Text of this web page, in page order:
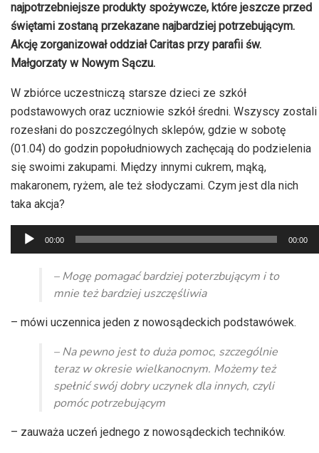
najpotrzebniejsze produkty spożywcze, które jeszcze przed
świętami zostaną przekazane najbardziej potrzebującym.
Akcję zorganizował oddział Caritas przy parafii św.
Małgorzaty w Nowym Sączu.
W zbiórce uczestniczą starsze dzieci ze szkół
podstawowych oraz uczniowie szkół średni. Wszyscy zostali
rozesłani do poszczególnych sklepów, gdzie w sobotę
(01.04) do godzin popołudniowych zachęcają do podzielenia
się swoimi zakupami. Między innymi cukrem, mąką,
makaronem, ryżem, ale też słodyczami. Czym jest dla nich
taka akcja?
Odtwarzacz
plików
dźwiękowych
00:00 00:00
– Mogę pomagać bardziej poterzbującym i to
mnie też bardziej uszczęśliwia
– mówi uczennica jeden z nowosądeckich podstawówek.
– Na pewno jest to duża pomoc, szczególnie
teraz w okresie wielkanocnym. Możemy też
spełnić swój dobry uczynek dla innych, czyli
pomóc potrzebującym
– zauważa uczeń jednego z nowosądeckich techników.